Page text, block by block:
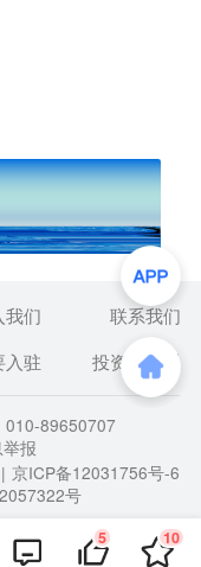
5 10
我们
联系我们
驻 投资者关系
010-89650707
报
京ICP备12031756号-6
号